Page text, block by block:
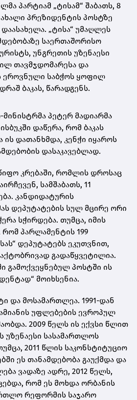
პარტიამ „ტისამ“ შაბათს, 8
ახალი პრეზიდენტის პოსტზე
„ტისა“ უმაღლეს
საერთაშორისო
უნგრეთის უზენაესი
თავმჯდომარესა და
ეროვნული საბჭოს ყოფილ
ბაკას, წარადგენს.
პეტერ მადიარმა
დაწერა, რომ ბაკას
ის დათანხმდა, კენჭი იყაროს
დასაკავებლად.
კრებაში, რომლის დროსაც
სამშაბათს, 11
კანდიდატურის
დეპუტატების სულ მცირე ორი
სჭირდება. თუმცა, იმის
პარლამენტის 199
დეპუტატებს ეკუთვნით,
გადაწყვეტილია.
გამოქვეყნებულ პოსტში ის
მოიხსენია.
და მოსამართლეა. 1991-დან
უფლებების ევროპულ
2009 წელს ის ექვსი წლით
უზენაესი სასამართლოს
2011 წლის საკონსტიტუციო
ეს თანამდებობა გაუქმდა და
ვადაზე ადრე, 2012 წელს,
რომ ეს მოხდა ორბანის
რეფორმის საჯარო